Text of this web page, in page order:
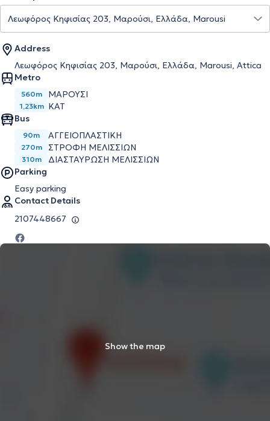
Address
Λεωφόρος Κηφισίας 203, Μαρούσι, Ελλάδα, Marousi, Attica
Metro
560m ΜΑΡΟΎΣΙ
1,23km ΚΑΤ
Bus
90m ΑΓΓΕΙΟΠΛΑΣΤΙΚΗ
270m ΣΤΡΟΦΗ ΜΕΛΙΣΣΙΩΝ
310m
ΔΙΑΣΤΑΥΡΩΣΗ ΜΕΛΙΣΣΙΩΝ
Parking
Easy parking
Contact Details
2107448667
Show the map